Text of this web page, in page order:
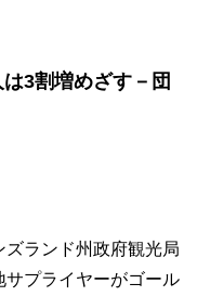
3割増めざす－団
ランド州政府観光局
プライヤーがゴール